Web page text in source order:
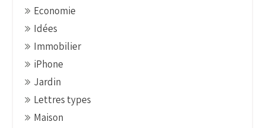
Economie
Idées
Immobilier
iPhone
Jardin
Lettres types
Maison